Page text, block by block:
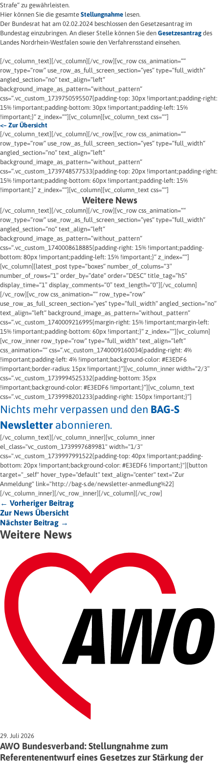
Strafe“ zu gewährleisten.
Hier können Sie die gesamte Stellungnahme lesen.
Der Bundesrat hat am 02.02.2024 beschlossen den Gesetzesantrag im
Bundestag einzubringen. An dieser Stelle können Sie den Gesetzesantrag des
Landes Nordrhein-Westfalen sowie den Verfahrensstand einsehen.
[/vc_column_text][/vc_column][/vc_row][vc_row css_animation=““
row_type=“row“ use_row_as_full_screen_section=“yes“ type=“full_width“
angled_section=“no“ text_align=“left“
background_image_as_pattern=“without_pattern“
css=“.vc_custom_1739750595507{padding-top: 30px !important;padding-right:
15% !important;padding-bottom: 30px !important;padding-left: 15%
!important;}“ z_index=““][vc_column][vc_column_text css=““]
<– Zur Übersicht
[/vc_column_text][/vc_column][/vc_row][vc_row css_animation=““
row_type=“row“ use_row_as_full_screen_section=“yes“ type=“full_width“
angled_section=“no“ text_align=“left“
background_image_as_pattern=“without_pattern“
css=“.vc_custom_1739748577533{padding-top: 20px !important;padding-right:
15% !important;padding-bottom: 60px !important;padding-left: 15%
!important;}“ z_index=““][vc_column][vc_column_text css=““]
Weitere News
[/vc_column_text][/vc_column][/vc_row][vc_row css_animation=““
row_type=“row“ use_row_as_full_screen_section=“yes“ type=“full_width“
angled_section=“no“ text_align=“left“
background_image_as_pattern=“without_pattern“
css=“.vc_custom_1740008618885{padding-right: 15% !important;padding-
bottom: 80px !important;padding-left: 15% !important;}“ z_index=““]
[vc_column][latest_post type=“boxes“ number_of_colums=“3″
number_of_rows=“1″ order_by=“date“ order=“DESC“ title_tag=“h5″
display_time=“1″ display_comments=“0″ text_length=“0″][/vc_column]
[/vc_row][vc_row css_animation=““ row_type=“row“
use_row_as_full_screen_section=“yes“ type=“full_width“ angled_section=“no“
text_align=“left“ background_image_as_pattern=“without_pattern“
css=“.vc_custom_1740009216995{margin-right: 15% !important;margin-left:
15% !important;padding-bottom: 60px !important;}“ z_index=““][vc_column]
[vc_row_inner row_type=“row“ type=“full_width“ text_align=“left“
css_animation=““ css=“.vc_custom_1740009160034{padding-right: 4%
!important;padding-left: 4% !important;background-color: #E3EDF6
!important;border-radius: 15px !important;}“][vc_column_inner width=“2/3″
css=“.vc_custom_1739994525332{padding-bottom: 35px
!important;background-color: #E3EDF6 !important;}“][vc_column_text
css=“.vc_custom_1739998201233{padding-right: 150px !important;}“]
Nichts mehr verpassen und den BAG-S
Newsletter abonnieren.
[/vc_column_text][/vc_column_inner][vc_column_inner
el_class="vc_custom_1739997689981" width="1/3"
css=".vc_custom_1739997991522{padding-top: 40px !important;padding-
bottom: 20px !important;background-color: #E3EDF6 !important;}"][button
target="_self" hover_type="default" text_align="center" text="Zur
Anmeldung" link="http://bag-s.de/newsletter-anmedlung%22]
[/vc_column_inner][/vc_row_inner][/vc_column][/vc_row]
← Vorheriger Beitrag
Zur News Übersicht
Nächster Beitrag →
Weitere News
29. Juli 2026
AWO Bundesverband: Stellungnahme zum
Referentenentwurf eines Gesetzes zur Stärkung der